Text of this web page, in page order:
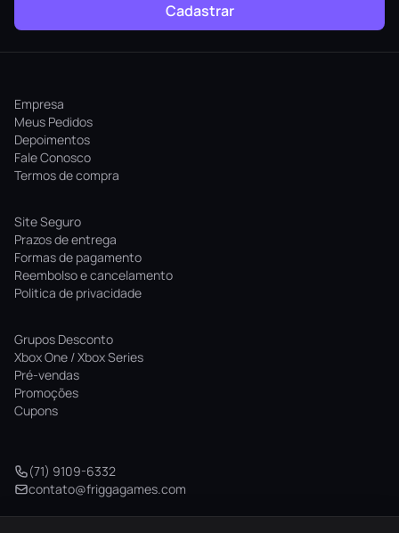
Cadastrar
Empresa
Meus Pedidos
Depoimentos
Fale Conosco
Termos de compra
Site Seguro
Prazos de entrega
Formas de pagamento
Reembolso e cancelamento
Politica de privacidade
Grupos Desconto
Xbox One / Xbox Series
Pré-vendas
Promoções
Cupons
(71) 9109-6332
contato@friggagames.com